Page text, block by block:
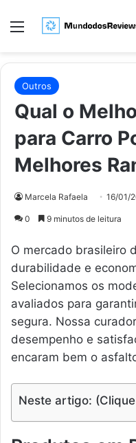
Menu
Outros
Qual o
para Carro
Melhores
Marcela Rafaela 16/01/
0 9 minutos de leitura
O mercado brasileiro
durabilidade e
Selecionamos os
avaliados para
segura. Nossa
desempenho e
encaram bem o
Neste artigo: